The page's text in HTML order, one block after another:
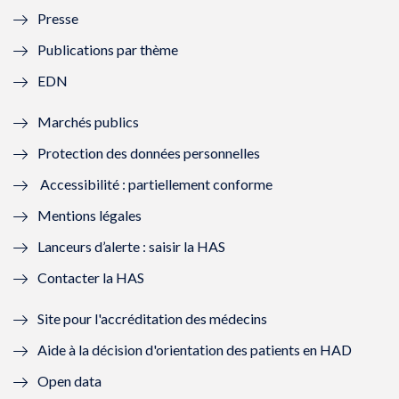
f
n
ê
t
r
e
)
e
n
ê
r
)
ê
t
e
ê
)
Presse
Publications par thème
EDN
Marchés publics
Protection des données personnelles
Accessibilité : partiellement conforme
Mentions légales
Lanceurs d’alerte : saisir la HAS
Contacter la HAS
Site pour l'accréditation des médecins
Aide à la décision d'orientation des patients en HAD
Open data